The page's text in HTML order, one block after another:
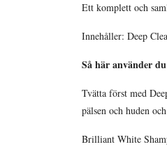
Ett komplett och
Innehåller: Deep
Så här använder
Tvätta först med
pälsen och huden
Brilliant White